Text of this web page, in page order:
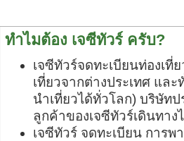
ทำไมต้อง เจซีทัวร์ ครับ?
เจซีทัวร์จดทะเบียนท่องเที่
เที่ยวจากต่างประเทศ แล
นำเที่ยวได้ทั่วโลก) บริษัท
ลูกค้าของเจซีทัวร์เดินทาง
เจซีทัวร์ จดทะเบียน การ